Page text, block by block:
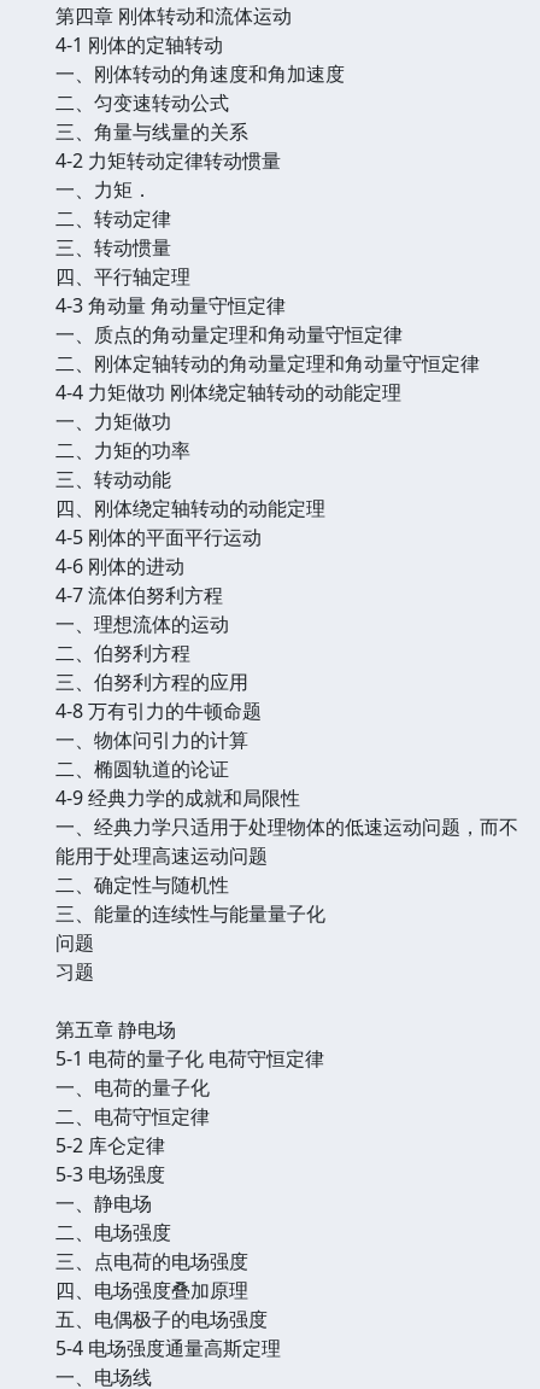
第四章 刚体转动和流体运动
4-1 刚体的定轴转动
一、刚体转动的角速度和角加速度
二、匀变速转动公式
三、角量与线量的关系
4-2 力矩转动定律转动惯量
一、力矩．
二、转动定律
三、转动惯量
四、平行轴定理
4-3 角动量 角动量守恒定律
一、质点的角动量定理和角动量守恒定律
二、刚体定轴转动的角动量定理和角动量守恒定律
4-4 力矩做功 刚体绕定轴转动的动能定理
一、力矩做功
二、力矩的功率
三、转动动能
四、刚体绕定轴转动的动能定理
4-5 刚体的平面平行运动
4-6 刚体的进动
4-7 流体伯努利方程
一、理想流体的运动
二、伯努利方程
三、伯努利方程的应用
4-8 万有引力的牛顿命题
一、物体问引力的计算
二、椭圆轨道的论证
4-9 经典力学的成就和局限性
一、经典力学只适用于处理物体的低速运动问题，而不
能用于处理高速运动问题
二、确定性与随机性
三、能量的连续性与能量量子化
问题
习题
第五章 静电场
5-1 电荷的量子化 电荷守恒定律
一、电荷的量子化
二、电荷守恒定律
5-2 库仑定律
5-3 电场强度
一、静电场
二、电场强度
三、点电荷的电场强度
四、电场强度叠加原理
五、电偶极子的电场强度
5-4 电场强度通量高斯定理
一、电场线